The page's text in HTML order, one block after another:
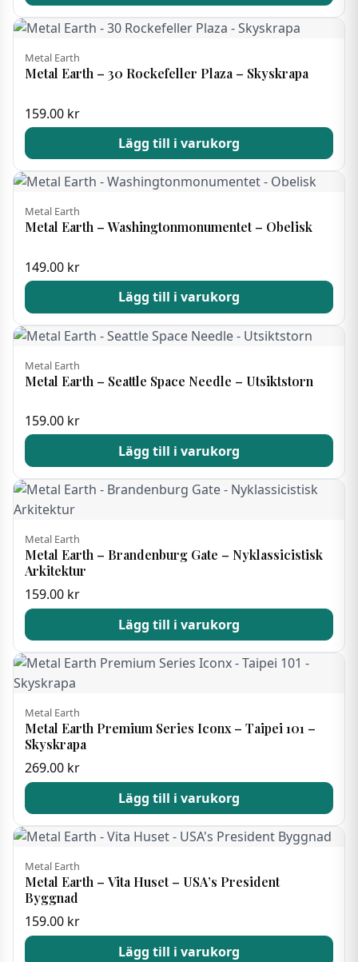
Metal Earth
Metal Earth – 30 Rockefeller Plaza – Skyskrapa
159.00 kr
Lägg till i varukorg
Metal Earth
Metal Earth – Washingtonmonumentet – Obelisk
149.00 kr
Lägg till i varukorg
Metal Earth
Metal Earth – Seattle Space Needle – Utsiktstorn
159.00 kr
Lägg till i varukorg
Metal Earth
Metal Earth – Brandenburg Gate – Nyklassicistisk
Arkitektur
159.00 kr
Lägg till i varukorg
Metal Earth
Metal Earth Premium Series Iconx – Taipei 101 –
Skyskrapa
269.00 kr
Lägg till i varukorg
Metal Earth
Metal Earth – Vita Huset – USA’s President
Byggnad
159.00 kr
Lägg till i varukorg